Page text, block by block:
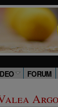
Salut!
FORUM